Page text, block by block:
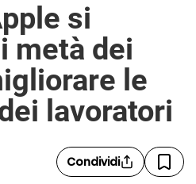
si
metà dei
le
lavoratori
Condividi